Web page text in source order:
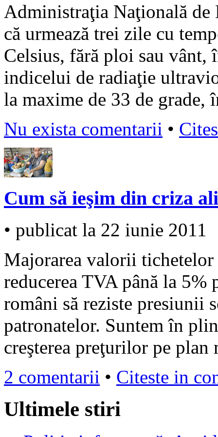
Administraţia Naţională
că urmează trei zile cu
Celsius, fără ploi sau vânt,
indicelui de radiaţie
la maxime de 33 de
Nu exista comentarii •
Cum să ieşim din criza
• publicat la 22 iunie 2011
Majorarea valorii tichetelor
reducerea TVA până la 5%
români să reziste presiunii
patronatelor. Suntem în
creşterea preţurilor pe
2 comentarii • Citeste in
Ultimele stiri